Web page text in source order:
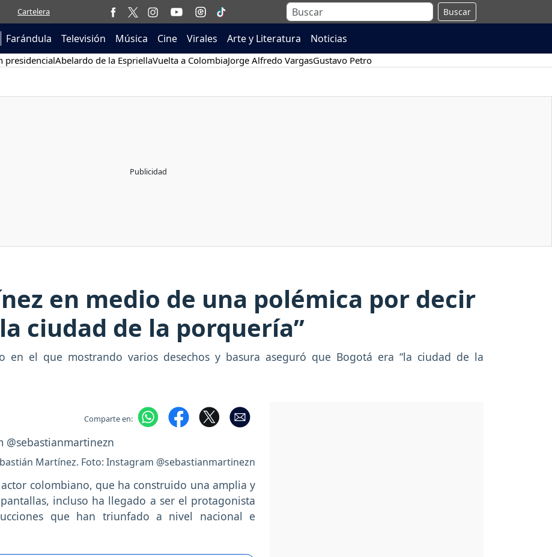
Cartelera Buscar
Farándula Televisión Música Cine Virales Arte y Literatura Noticias
presidencialAbelardo de la EspriellaVuelta a ColombiaJorge Alfredo VargasGustavo Petro
en medio de una polémica por decir
ciudad de la porquería”
en el que mostrando varios desechos y basura aseguró que Bogotá era “la ciudad de la
Comparte en:
Martínez. Foto: Instagram @sebastianmartinezn
colombiano, que ha construido una amplia y
incluso ha llegado a ser el protagonista
que han triunfado a nivel nacional e